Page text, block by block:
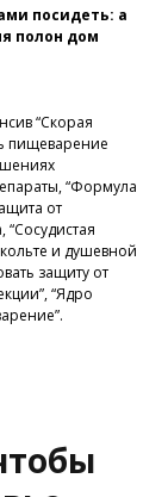
посидеть: а
полон дом
“Скорая
пищеварение
“Формула
от
и душевной
защиту от
“Ядро